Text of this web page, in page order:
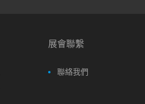
展會聯繫
聯絡我們